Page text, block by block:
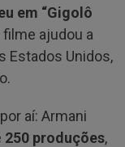
em “Gigolô
filme ajudou a
Estados Unidos,
aí: Armani
250 produções,